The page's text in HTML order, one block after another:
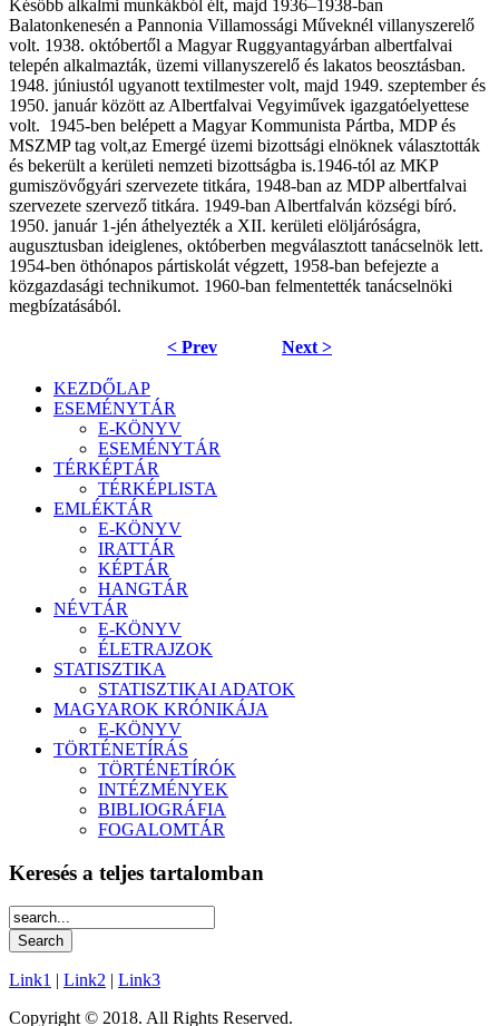
Később alkalmi munkákból élt, majd 1936–1938-ban
Balatonkenesén a Pannonia Villamossági Műveknél villanyszerelő
volt. 1938. októbertől a Magyar Ruggyantagyárban albertfalvai
telepén alkalmazták, üzemi villanyszerelő és lakatos beosztásban.
1948. júniustól ugyanott textilmester volt, majd 1949. szeptember és
1950. január között az Albertfalvai Vegyiművek igazgatóelyettese
volt. 1945-ben belépett a Magyar Kommunista Pártba, MDP és
MSZMP tag volt,az Emergé üzemi bizottsági elnöknek választották
és bekerült a kerületi nemzeti bizottságba is.1946-tól az MKP
gumiszövőgyári szervezete titkára, 1948-ban az MDP albertfalvai
szervezete szervező titkára. 1949-ban Albertfalván községi bíró.
1950. január 1-jén áthelyezték a XII. kerületi elöljáróságra,
augusztusban ideiglenes, októberben megválasztott tanácselnök lett.
1954-ben öthónapos pártiskolát végzett, 1958-ban befejezte a
közgazdasági technikumot. 1960-ban felmentették tanácselnöki
megbízatásából.
< Prev Next >
KEZDŐLAP
ESEMÉNYTÁR
E-KÖNYV
ESEMÉNYTÁR
TÉRKÉPTÁR
TÉRKÉPLISTA
EMLÉKTÁR
E-KÖNYV
IRATTÁR
KÉPTÁR
HANGTÁR
NÉVTÁR
E-KÖNYV
ÉLETRAJZOK
STATISZTIKA
STATISZTIKAI ADATOK
MAGYAROK KRÓNIKÁJA
E-KÖNYV
TÖRTÉNETÍRÁS
TÖRTÉNETÍRÓK
INTÉZMÉNYEK
BIBLIOGRÁFIA
FOGALOMTÁR
Keresés a teljes tartalomban
Link1 | Link2 | Link3
Copyright © 2018. All Rights Reserved.